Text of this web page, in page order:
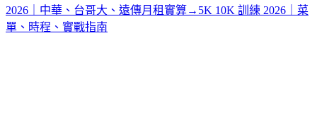
2026｜中華、台哥大、遠傳月租實算→ 5K 10K 訓練 2026｜菜
單、時程、實戰指南